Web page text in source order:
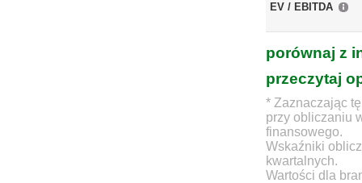
EV / EBITDA
porównaj z
przeczytaj
* Zaznaczając
przy obliczaniu
finansowego.
Wskaźniki
kwartalnych.
Wartości dla